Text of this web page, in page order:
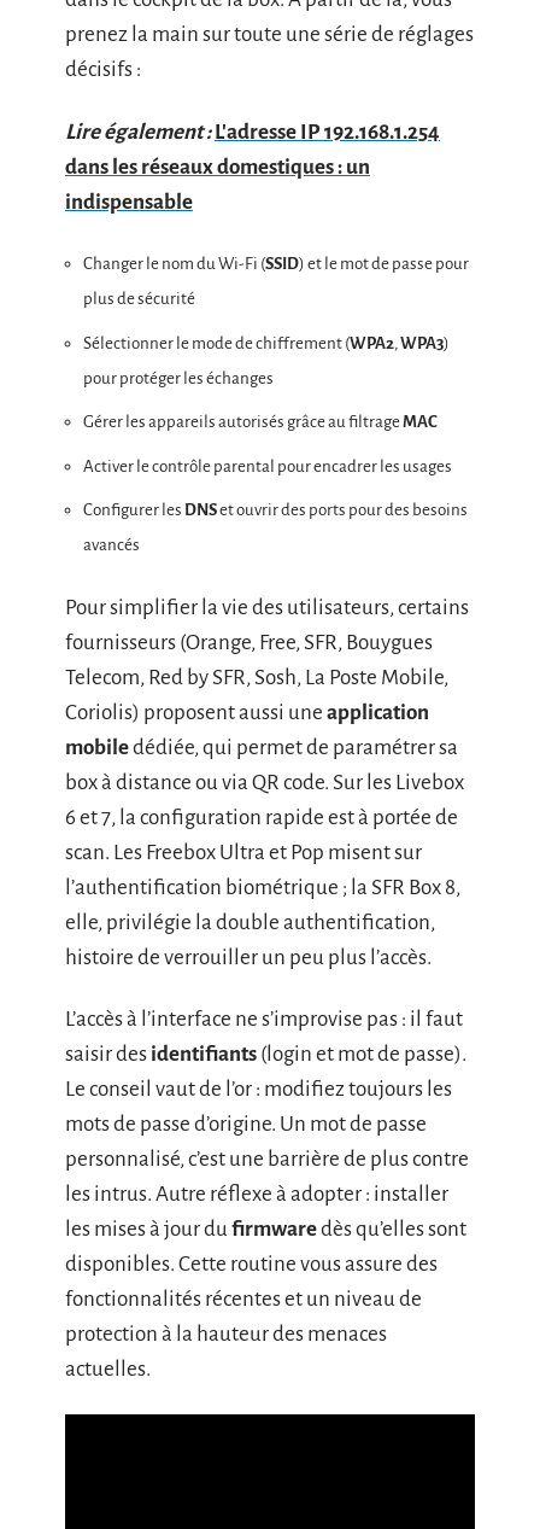
prenez la main sur toute une série de réglages
décisifs :
Lire également : L'adresse IP 192.168.1.254
dans les réseaux domestiques : un
indispensable
Changer le nom du Wi-Fi (SSID) et le mot de passe pour
plus de sécurité
Sélectionner le mode de chiffrement (WPA2, WPA3)
pour protéger les échanges
Gérer les appareils autorisés grâce au filtrageMAC
Activer le contrôle parental pour encadrer les usages
Configurer les DNSet ouvrir des ports pour des besoins
avancés
Pour simplifier la vie des utilisateurs, certains
fournisseurs (Orange, Free, SFR, Bouygues
Telecom, Red by SFR, Sosh, La Poste Mobile,
Coriolis) proposent aussi une application
mobiledédiée, qui permet de paramétrer sa
box à distance ou via QR code. Sur les Livebox
6 et 7, la configuration rapide est à portée de
scan. Les Freebox Ultra et Pop misent sur
l’authentification biométrique ; la SFR Box 8,
elle, privilégie la double authentification,
histoire de verrouiller un peu plus l’accès.
L’accès à l’interface ne s’improvise pas : il faut
saisir des identifiants (login et mot de passe).
Le conseil vaut de l’or : modifiez toujours les
mots de passe d’origine. Un mot de passe
personnalisé, c’est une barrière de plus contre
les intrus. Autre réflexe à adopter : installer
les mises à jour dufirmwaredès qu’elles sont
disponibles. Cette routine vous assure des
fonctionnalités récentes et un niveau de
protection à la hauteur des menaces
actuelles.